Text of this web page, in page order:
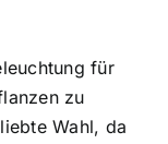
für
zu
Wahl, da